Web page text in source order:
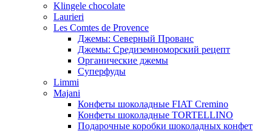
Klingele chocolate
Laurieri
Les Comtes de Provence
Джемы: Северный Прованс
Джемы: Средиземноморский рецепт
Органические джемы
Суперфуды
Limmi
Majani
Конфеты шоколадные FIAT Cremino
Конфеты шоколадные TORTELLINO
Подарочные коробки шоколадных конфет